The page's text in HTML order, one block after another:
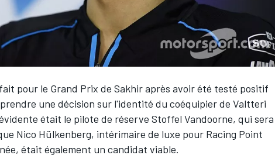
pour le Grand Prix de Sakhir après avoir été testé positif
une décision sur l'identité du coéquipier de Valtteri
était le pilote de réserve Stoffel Vandoorne, qui sera
Nico Hülkenberg, intérimaire de luxe pour Racing Point
était également un candidat viable.